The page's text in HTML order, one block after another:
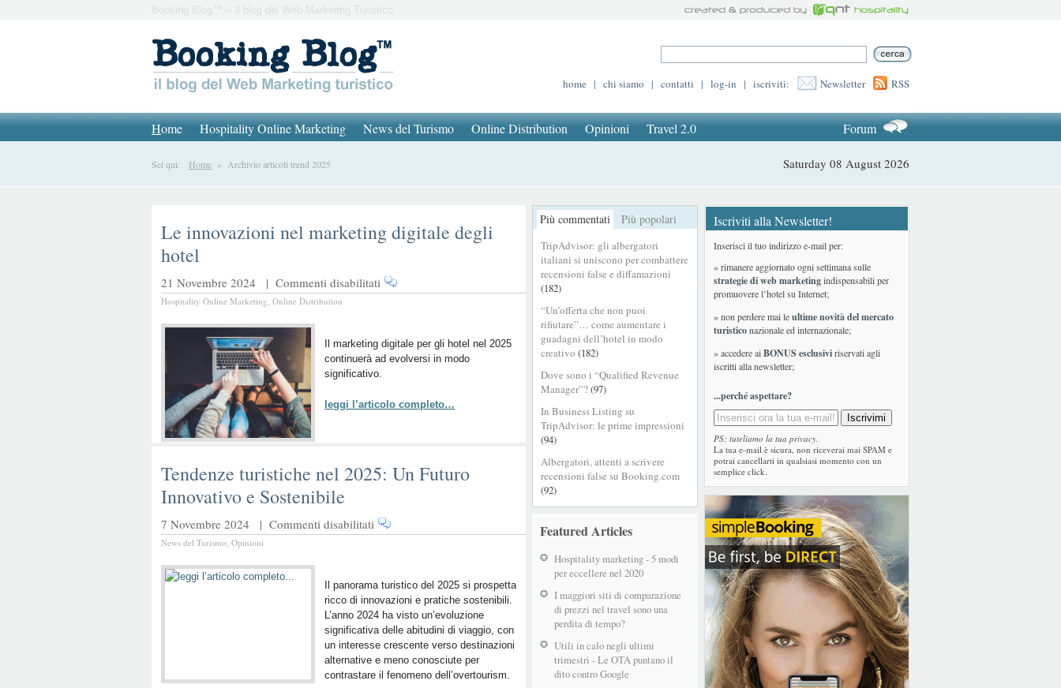
Booking Blog™ – Il blog del Web Marketing Turistico
home | chi siamo | contatti | log-in | iscriviti: Newsletter RSS
Home Hospitality Online Marketing News del Turismo Online Distribution Opinioni Travel 2.0 Forum
Sei qui: Home » Archivio articoli trend 2025 Saturday 08 August 2026
Più commentati Più popolari
TripAdvisor: gli albergatori
italiani si uniscono per combattere
recensioni false e diffamazioni
(182)
“Un’offerta che non puoi
rifiutare”… come aumentare i
guadagni dell’hotel in modo
creativo (182)
Dove sono i “Qualified Revenue
Manager”?(97)
In Business Listing su
TripAdvisor: le prime impressioni
(94)
Albergatori, attenti a scrivere
recensioni false su Booking.com
(92)
Featured Articles
Hospitality marketing - 5 modi
per eccellere nel 2020
I maggiori siti di comparazione
di prezzi nel travel sono una
perdita di tempo?
Utili in calo negli ultimi
trimestri - Le OTA puntano il
dito contro Google
Le innovazioni nel marketing digitale degli
hotel
21 Novembre 2024 | Commenti disabilitati su
Le
marketing
digitale
degli
Hospitality Online Marketing, Online Distribution
Il marketing digitale per gli hotel nel 2025
continuerà ad evolversi in modo
significativo.
leggi l’articolo completo…
Tendenze turistiche nel 2025: Un Futuro
Innovativo e Sostenibile
7 Novembre 2024 | Commenti disabilitati su
Tendenze
2025:
Un
Futuro
Innovativo
e
Sostenibile
News del Turismo, Opinioni
Il panorama turistico del 2025 si prospetta
ricco di innovazioni e pratiche sostenibili.
L’anno 2024 ha visto un’evoluzione
significativa delle abitudini di viaggio, con
un interesse crescente verso destinazioni
alternative e meno conosciute per
contrastare il fenomeno dell’overtourism.
Iscriviti alla Newsletter!
Inserisci il tuo indirizzo e-mail per:
» rimanere aggiornato ogni settimana sulle
strategie di web marketingindispensabili per
promuovere l’hotel su Internet;
» non perdere mai leultime novità del mercato
turisticonazionale ed internazionale;
» accedere aiBONUS esclusiviriservati agli
iscritti alla newsletter;
...perché aspettare?
PS: tuteliamo la tua privacy.
La tua e-mail è sicura, non riceverai mai SPAM e
potrai cancellarti in qualsiasi momento con un
semplice click.